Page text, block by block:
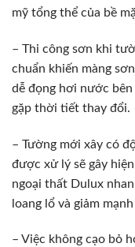
mỹ tổng thể của bề
– Thi công sơn khi
chuẩn khiến màng
dễ đọng hơi nước
gặp thời tiết thay đổi.
– Tường mới xây có
được xử lý sẽ gây
ngoại thất Dulux
loang lổ và giảm
– Việc không cạo bỏ